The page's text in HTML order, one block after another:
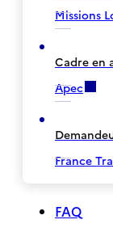
Missions
Cadre en
Apec
France
FAQ